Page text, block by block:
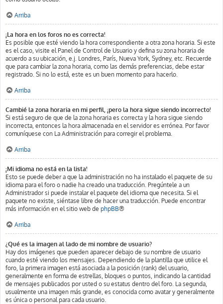
Arriba
¡La hora en los foros no es correcta!
Es posible que esté viendo la hora correspondiente a otra zona horaria. Si este
es el caso, visite el Panel de Control de Usuario y defina su zona horaria de
acuerdo a su ubicación, e.j. Londres, París, Nueva York, Sydney, etc. Recuerde
que para cambiar la zona horaria, como las demás preferencias, debe estar
registrado. Si no lo está, este es un buen momento para hacerlo.
Arriba
Cambié la zona horaria en mi perfil, ¡pero la hora sigue siendo incorrecto!
Si está seguro de que de la zona horaria es correcta y la hora sigue siendo
incorrecta, entonces la hora almacenada en el servidor es errónea. Por favor
comuníquese con La Administración para corregir el problema.
Arriba
¡Mi idioma no está en la lista!
Esto se puede deber a que la administración no ha instalado el paquete de su
idioma para el foro o nadie ha creado una traducción. Pregúntele a un
Administrador si puede instalar el paquete del idioma que necesita. Si el
paquete no existe, siéntase libre de hacer una traducción. Puede encontrar
más información en el sitio web de phpBB®
Arriba
¿Qué es la imagen al lado de mi nombre de usuario?
Hay dos imágenes que pueden aparecer debajo de su nombre de usuario
cuando esté viendo los mensajes. Dependiendo de la plantilla que utilice el
foro, la primera imagen está asociada a la posición (rank) del usuario,
generalmente en forma de estrellas, bloques o puntos, indicando la cantidad
de mensajes publicados por usted o su estatus dentro del foro. La segunda,
usualmente una imagen más grande, es conocida como avatar y generalmente
es única o personal para cada usuario.